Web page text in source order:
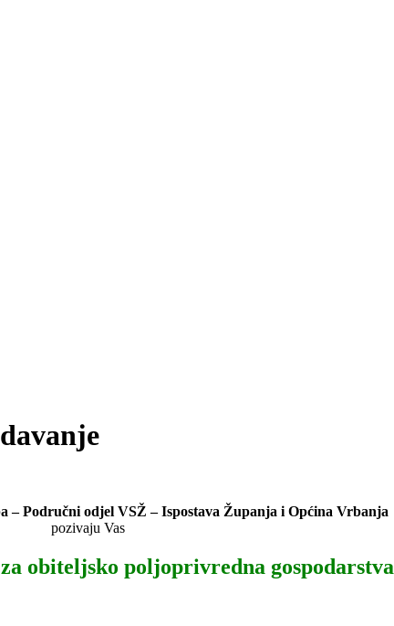
– Područni odjel VSŽ – Ispostava Županja i Općina Vrbanja
pozivaju Vas
obiteljsko poljoprivredna gospodarstva